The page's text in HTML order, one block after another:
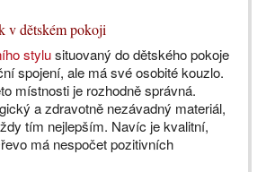
v dětském pokoji
stylusituovaný do dětského pokoje
spojení, ale má své osobité kouzlo.
místnosti je rozhodně správná.
a zdravotně nezávadný materiál,
tím nejlepším. Navíc je kvalitní,
má nespočet pozitivních